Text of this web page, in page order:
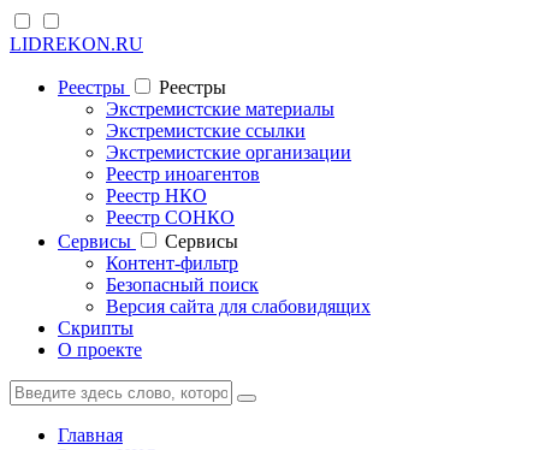
LIDREKON.RU
Реестры
Реестры
Экстремистские материалы
Экстремистские ссылки
Экстремистские организации
Реестр иноагентов
Реестр НКО
Реестр СОНКО
Cервисы
Cервисы
Контент-фильтр
Безопасный поиск
Версия сайта для слабовидящих
Скрипты
О проекте
Главная